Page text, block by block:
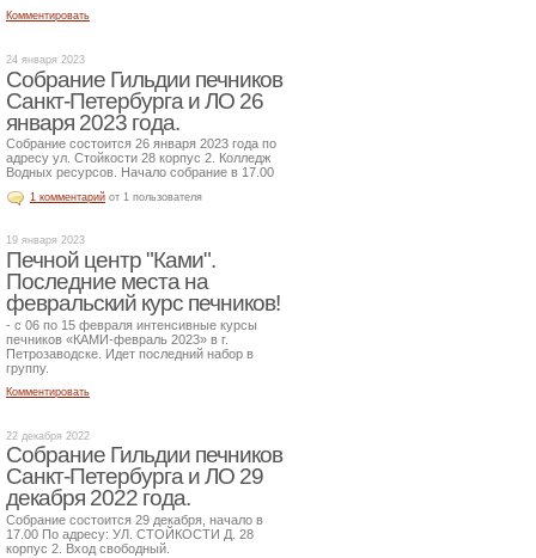
Комментировать
24 января 2023
Собрание Гильдии печников
Санкт-Петербурга и ЛО 26
января 2023 года.
Собрание состоится 26 января 2023 года по
адресу ул. Стойкости 28 корпус 2. Колледж
Водных ресурсов. Начало собрание в 17.00
1 комментарий от 1 пользователя
19 января 2023
Печной центр "Ками".
Последние места на
февральский курс печников!
- с 06 по 15 февраля интенсивные курсы
печников «КАМИ-февраль 2023» в г.
Петрозаводске. Идет последний набор в
группу.
Комментировать
22 декабря 2022
Собрание Гильдии печников
Санкт-Петербурга и ЛО 29
декабря 2022 года.
Собрание состоится 29 декабря, начало в
17.00 По адресу: УЛ. СТОЙКОСТИ Д. 28
корпус 2. Вход свободный.